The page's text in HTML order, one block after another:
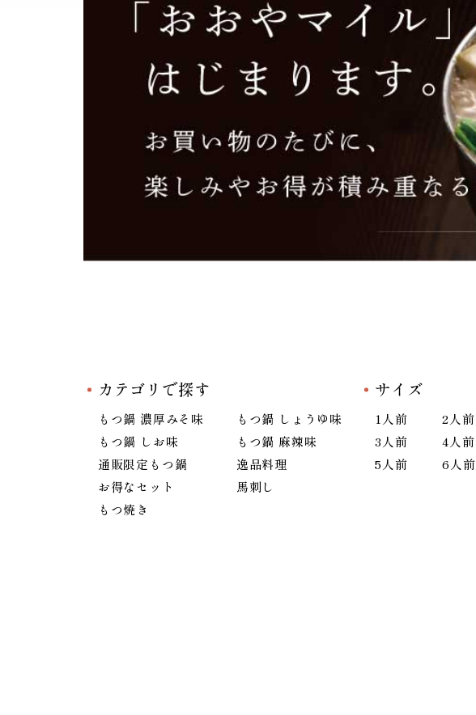
カテゴリで探す
もつ鍋 濃厚みそ味
もつ鍋 しょうゆ味
もつ鍋 しお味
もつ鍋 麻辣味
通販限定もつ鍋
逸品料理
お得なセット
馬刺し
もつ焼き
サイズ
1人前
2人前
3人前
4人前
5人前
6人前